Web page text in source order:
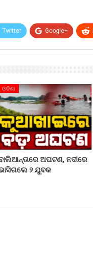
Twitter Google+
ଓଡିଶା
ଅଘଟଣ, ନଦୀରେ
୨ ଯୁବକ